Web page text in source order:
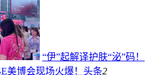
“伊”起解译护肤“泌”码！
美博会现场火爆！ 头条2